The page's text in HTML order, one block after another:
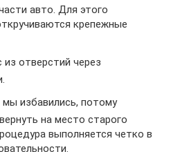
авто. Для этого
крепежные
отверстий через
избавились, потому
на место старого
выполняется четко в